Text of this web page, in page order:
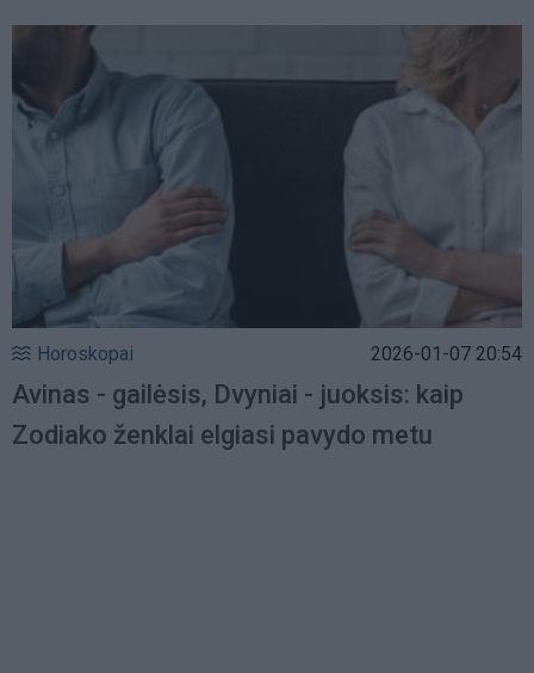
Horoskopai 2026-01-07 20:54
Avinas - gailėsis, Dvyniai - juoksis: kaip
Zodiako ženklai elgiasi pavydo metu